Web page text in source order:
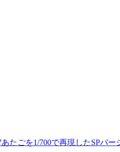
たごを1/700で再現したSPバー